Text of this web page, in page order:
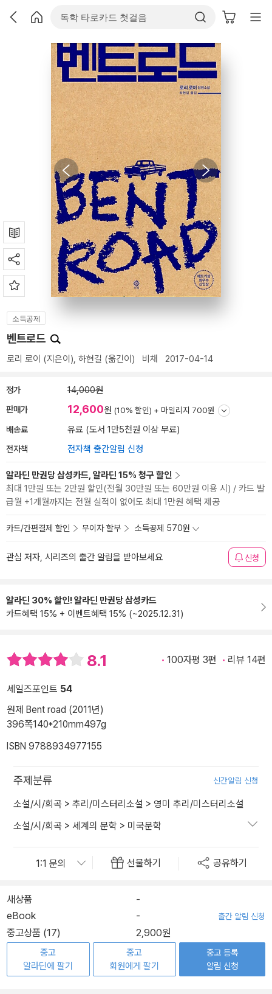
소득공제
벤트로드
로리 로이 (지은이), 하현길 (옮긴이) 비채 2017-04-14
정가 14,000원
판매가 12,600원 (10% 할인) + 마일리지 700원
배송료 유료 (도서 1만5천원 이상 무료)
전자책 전자책 출간알림 신청
알라딘 만권당 삼성카드, 알라딘 15% 청구 할인
최대 1만원 또는 2만원 할인(전월 30만원 또는 60만원 이용 시) / 카드 발
급월 +1개월까지는 전월 실적이 없어도 최대 1만원 혜택 제공
카드/간편결제 할인 무이자 할부 소득공제 570원
관심 저자, 시리즈의 출간 알림을 받아보세요 신청
알라딘 30% 할인! 알라딘 만권당 삼성카드
카드혜택 15% + 이벤트혜택 15% (~2025.12.31)
8.1 100자평 3편 리뷰 14편
세일즈포인트 54
원제 Bent road (2011년)
396쪽140*210mm497g
ISBN 9788934977155
주제분류 신간알림 신청
소설/시/희곡 > 추리/미스터리소설 > 영미 추리/미스터리소설
소설/시/희곡 > 세계의 문학 > 미국문학
선물하기 공유하기
새상품
-
eBook
- 출간 알림 신청
중고상품 (17) 2,900원
중고
알라딘에 팔기
중고
회원에게 팔기
중고 등록
알림 신청